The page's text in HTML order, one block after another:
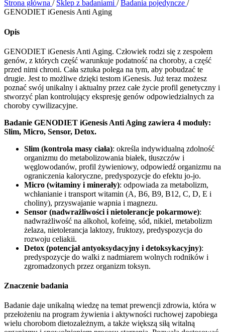
Strona główna / Sklep z badaniami / Badania pojedyncze /
GENODIET iGenesis Anti Aging
Opis
GENODIET iGenesis Anti Aging. Człowiek rodzi się z zespołem
genów, z których część warunkuje podatność na choroby, a część
przed nimi chroni. Cała sztuka polega na tym, aby pobudzać te
drugie. Jest to możliwe dzięki testom iGenesis. Już teraz możesz
poznać swój unikalny i aktualny przez całe życie profil genetyczny i
stworzyć plan kontrolujący ekspresję genów odpowiedzialnych za
choroby cywilizacyjne.
Badanie GENODIET iGenesis Anti Aging zawiera 4 moduły:
Slim, Micro, Sensor, Detox.
Slim (kontrola masy ciała): określa indywidualną zdolność
organizmu do metabolizowania białek, tłuszczów i
węglowodanów, profil żywieniowy, odpowiedź organizmu na
ograniczenia kaloryczne, predyspozycje do efektu jo-jo.
Micro (witaminy i minerały): odpowiada za metabolizm,
wchłanianie i transport witamin (A, B6, B9, B12, C, D, E i
choliny), przyswajanie wapnia i magnezu.
Sensor (nadwrażliwości i nietolerancje pokarmowe):
nadwrażliwość na alkohol, kofeinę, sód, nikiel, metabolizm
żelaza, nietolerancja laktozy, fruktozy, predyspozycja do
rozwoju celiakii.
Detox (potencjał antyoksydacyjny i detoksykacyjny):
predyspozycje do walki z nadmiarem wolnych rodników i
zgromadzonych przez organizm toksyn.
Znaczenie badania
Badanie daje unikalną wiedzę na temat prewencji zdrowia, która w
przełożeniu na program żywienia i aktywności ruchowej zapobiega
wielu chorobom dietozależnym, a także większą siłą witalną